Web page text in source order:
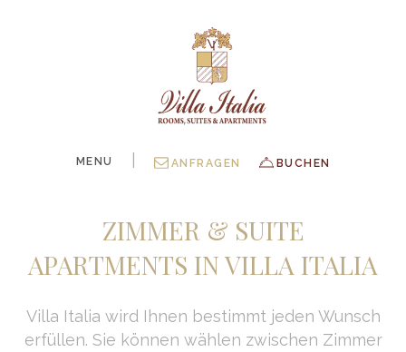
MENU ANFRAGEN BUCHEN
ZIMMER & SUITE
APARTMENTS IN VILLA ITALIA
Villa Italia wird Ihnen bestimmt jeden Wunsch
erfüllen. Sie können wählen zwischen Zimmer